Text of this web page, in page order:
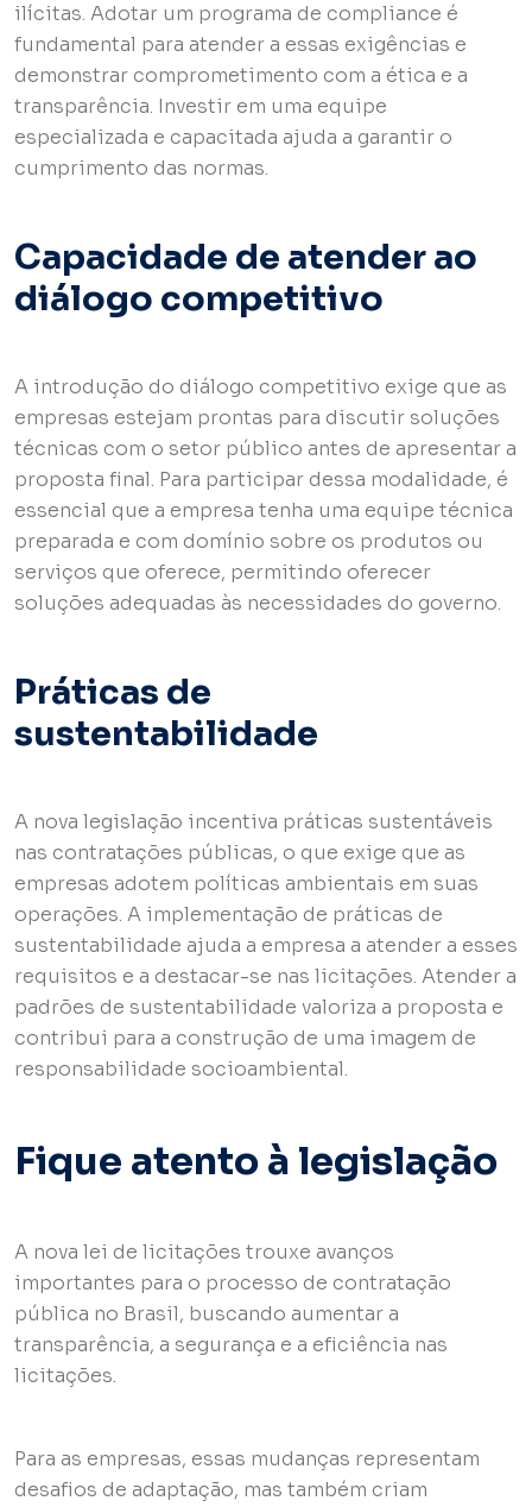
ilícitas. Adotar um programa de compliance é
fundamental para atender a essas exigências e
demonstrar comprometimento com a ética e a
transparência. Investir em uma equipe
especializada e capacitada ajuda a garantir o
cumprimento das normas.
Capacidade de atender ao
diálogo competitivo
A introdução do diálogo competitivo exige que as
empresas estejam prontas para discutir soluções
técnicas com o setor público antes de apresentar a
proposta final. Para participar dessa modalidade, é
essencial que a empresa tenha uma equipe técnica
preparada e com domínio sobre os produtos ou
serviços que oferece, permitindo oferecer
soluções adequadas às necessidades do governo.
Práticas de
sustentabilidade
A nova legislação incentiva práticas sustentáveis
nas contratações públicas, o que exige que as
empresas adotem políticas ambientais em suas
operações. A implementação de práticas de
sustentabilidade ajuda a empresa a atender a esses
requisitos e a destacar-se nas licitações. Atender a
padrões de sustentabilidade valoriza a proposta e
contribui para a construção de uma imagem de
responsabilidade socioambiental.
Fique atento à legislação
A nova lei de licitações trouxe avanços
importantes para o processo de contratação
pública no Brasil, buscando aumentar a
transparência, a segurança e a eficiência nas
licitações.
Para as empresas, essas mudanças representam
desafios de adaptação, mas também criam